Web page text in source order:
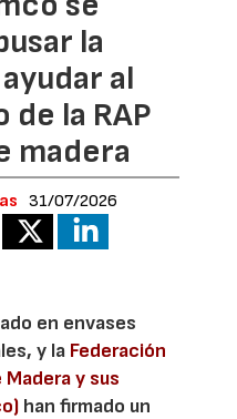
la
al
la RAP
madera
31/07/2026
en envases
y la Federación
y sus
han firmado un